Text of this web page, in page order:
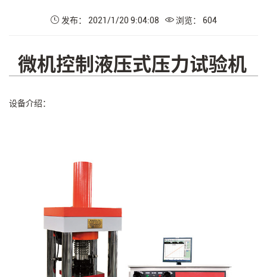
发布： 2021/1/20 9:04:08 浏览： 604
微机控制液压式压力试验机
设备介绍：